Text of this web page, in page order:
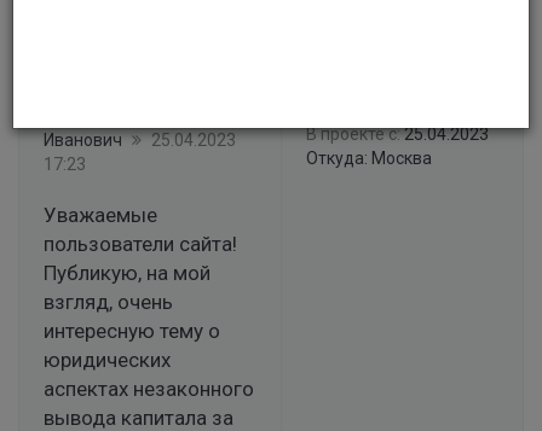
Иванович
25.04.2023
17:23
Уважаемые
пользователи сайта!
Публикую, на мой
взгляд, очень
интересную тему о
юридических
аспектах незаконного
вывода капитала за
В проекте с:25.04.2023
Откуда: Москва